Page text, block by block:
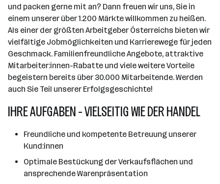
und packen gerne mit an? Dann freuen wir uns, Sie in
einem unserer über 1.200 Märkte willkommen zu heißen.
Als einer der größten Arbeitgeber Österreichs bieten wir
vielfältige Jobmöglichkeiten und Karrierewege für jeden
Geschmack. Familienfreundliche Angebote, attraktive
Mitarbeiter:innen-Rabatte und viele weitere Vorteile
begeistern bereits über 30.000 Mitarbeitende. Werden
auch Sie Teil unserer Erfolgsgeschichte!
IHRE AUFGABEN - VIELSEITIG WIE DER HANDEL
Freundliche und kompetente Betreuung unserer
Kund:innen
Optimale Bestückung der Verkaufsflächen und
ansprechende Warenpräsentation